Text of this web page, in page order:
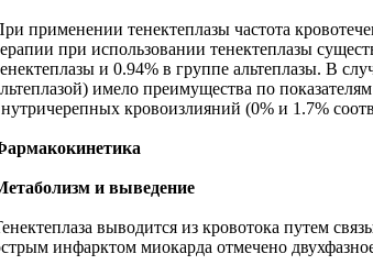
применении тенектеплазы частота
при использовании тенектеплазы
и 0.94% в группе альтеплазы. В
имело преимущества по
кровоизлияний (0% и 1.7%
и выведение
выводится из кровотока путем
инфарктом миокарда отмечено